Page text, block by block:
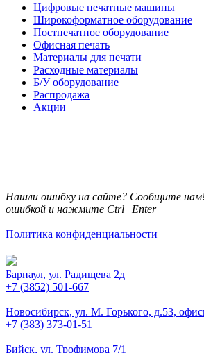
Цифровые печатные машины
Широкоформатное оборудование
Постпечатное оборудование
Офисная печать
Материалы для печати
Расходные материалы
Б/У оборудование
Распродажа
Акции
Нашли ошибку на сайте? Сообщите
ошибкой и нажмите Ctrl+Enter
Политика конфиденциальности
Барнаул, ул. Радищева 2д
+7 (3852) 501-667
Новосибирск, ул. М. Горького, д.53,
+7 (383) 373-01-51
Бийск, ул. Трофимова 7/1